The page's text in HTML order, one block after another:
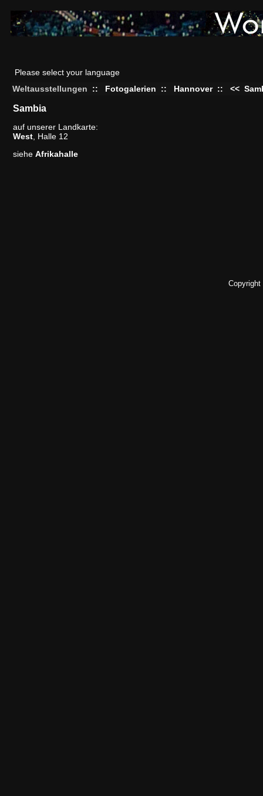
Please select your language
Weltausstellungen
:: Fotogalerien :: Hannover :: <<
Sambia
auf unserer Landkarte:
West , Halle 12
siehe Afrikahalle